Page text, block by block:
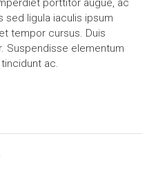
porttitor augue, ac
sed ligula iaculis ipsum
tempor cursus. Duis
Suspendisse elementum
ac.